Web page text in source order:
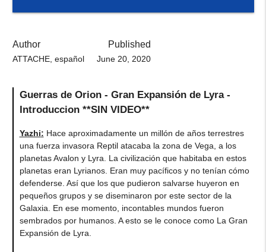
Author
ATTACHE, español
Published
June 20, 2020
Guerras de Orion - Gran Expansión de Lyra -
Introduccion **SIN VIDEO**
Yazhi: Hace aproximadamente un millón de años terrestres
una fuerza invasora Reptil atacaba la zona de Vega, a los
planetas Avalon y Lyra. La civilización que habitaba en estos
planetas eran Lyrianos. Eran muy pacíficos y no tenían cómo
defenderse. Así que los que pudieron salvarse huyeron en
pequeños grupos y se diseminaron por este sector de la
Galaxia. En ese momento, incontables mundos fueron
sembrados por humanos. A esto se le conoce como La Gran
Expansión de Lyra.